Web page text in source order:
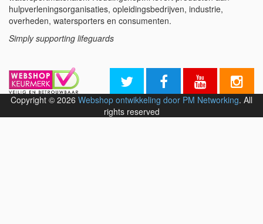
hulpverleningsorganisaties, opleidingsbedrijven, industrie,
overheden, watersporters en consumenten.
Simply supporting lifeguards
Copyright © 2026 Webshop ontwikkeling door PM Networking. All
rights reserved